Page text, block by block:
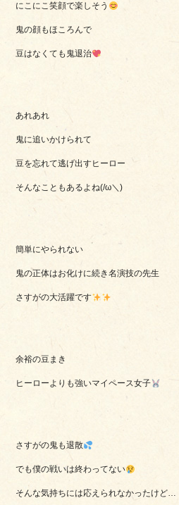
にこにこ笑顔で楽しそう
鬼の顔もほころんで
豆はなくても鬼退治
あれあれ
鬼に追いかけられて
豆を忘れて逃げ出すヒーロー
そんなこともあるよね(/ω＼)
簡単にやられない
鬼の正体はお化けに続き名演技の先生
さすがの大活躍です
余裕の豆まき
ヒーローよりも強いマイペース女子
さすがの鬼も退散
でも僕の戦いは終わってない
そんな気持ちには応えられなかったけど…